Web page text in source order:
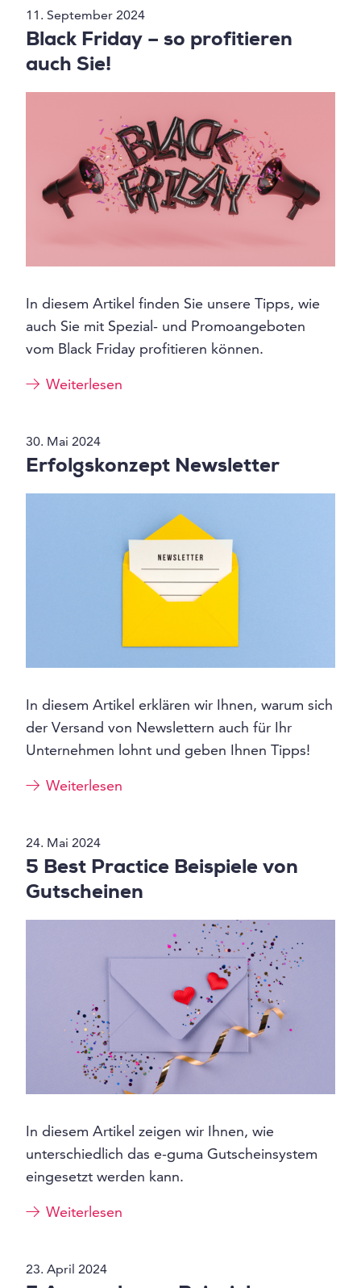
11. September 2024
Black Friday – so profitieren
auch Sie!
In diesem Artikel finden Sie unsere Tipps, wie
auch Sie mit Spezial- und Promoangeboten
vom Black Friday profitieren können.
Weiterlesen
30. Mai 2024
Erfolgskonzept Newsletter
In diesem Artikel erklären wir Ihnen, warum sich
der Versand von Newslettern auch für Ihr
Unternehmen lohnt und geben Ihnen Tipps!
Weiterlesen
24. Mai 2024
5 Best Practice Beispiele von
Gutscheinen
In diesem Artikel zeigen wir Ihnen, wie
unterschiedlich das e-guma Gutscheinsystem
eingesetzt werden kann.
Weiterlesen
23. April 2024